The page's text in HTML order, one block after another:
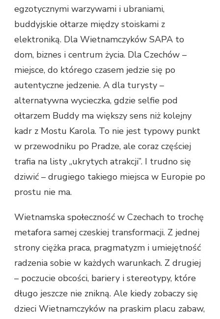
egzotycznymi warzywami i ubraniami,
buddyjskie ołtarze między stoiskami z
elektroniką. Dla Wietnamczyków SAPA to
dom, biznes i centrum życia. Dla Czechów –
miejsce, do którego czasem jedzie się po
autentyczne jedzenie. A dla turysty –
alternatywna wycieczka, gdzie selfie pod
ołtarzem Buddy ma większy sens niż kolejny
kadr z Mostu Karola. To nie jest typowy punkt
w przewodniku po Pradze, ale coraz częściej
trafia na listy „ukrytych atrakcji”. I trudno się
dziwić – drugiego takiego miejsca w Europie po
prostu nie ma.
Wietnamska społeczność w Czechach to trochę
metafora samej czeskiej transformacji. Z jednej
strony ciężka praca, pragmatyzm i umiejętność
radzenia sobie w każdych warunkach. Z drugiej
– poczucie obcości, bariery i stereotypy, które
długo jeszcze nie znikną. Ale kiedy zobaczy się
dzieci Wietnamczyków na praskim placu zabaw,